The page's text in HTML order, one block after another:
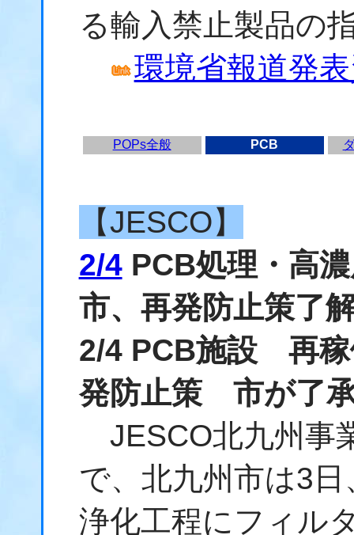
る輸入禁止製品の
環境省報道発
POPs全般 PCB
【JESCO】
2/4PCB処理・高
市、再発防止策了
2/4 PCB施設 再
発防止策 市が了
JESCO北九州事
で、北九州市は3
浄化工程にフィル